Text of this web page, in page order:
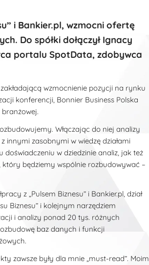
i Bankier.pl, wzmocni ofertę
Do spółki dołączył Ignacy
portalu SpotData, zdobywca
wzmocnienie pozycji na rynku
konferencji, Bonnier Business Polska
Włączając do niej analizy
zasobnymi w wiedzę działami
w dziedzinie analiz, jak też
będziemy wspólnie rozbudowywać –
z „Pulsem Biznesu” i Bankier.pl, dział
Biznesu” i kolejnym narzędziem
i analizy ponad 20 tys. różnych
baz danych i funkcji
zawsze były dla mnie „must-read”. Moim